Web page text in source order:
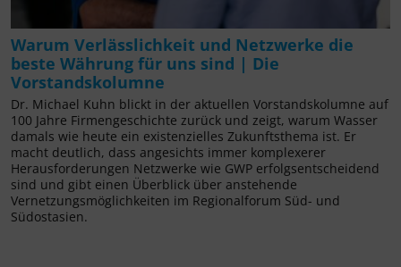
Warum Verlässlichkeit und Netzwerke die
beste Währung für uns sind | Die
Vorstandskolumne
Dr. Michael Kuhn blickt in der aktuellen Vorstandskolumne auf
100 Jahre Firmengeschichte zurück und zeigt, warum Wasser
damals wie heute ein existenzielles Zukunftsthema ist. Er
macht deutlich, dass angesichts immer komplexerer
Herausforderungen Netzwerke wie GWP erfolgsentscheidend
sind und gibt einen Überblick über anstehende
Vernetzungsmöglichkeiten im Regionalforum Süd- und
Südostasien.